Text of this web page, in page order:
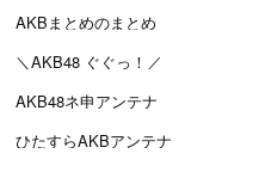
AKBまとめのまとめ
＼AKB48 ぐぐっ！／
AKB48ネ申アンテナ
ひたすらAKBアンテナ